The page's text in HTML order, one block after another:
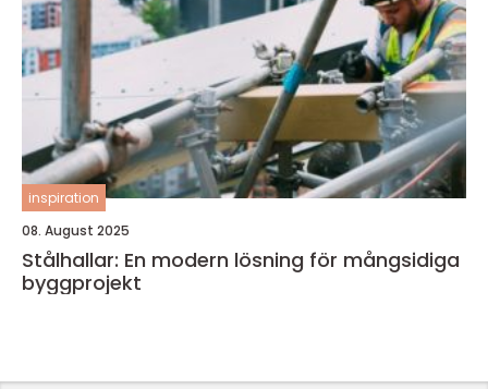
inspiration
08. August 2025
Stålhallar: En modern lösning för mångsidiga
byggprojekt